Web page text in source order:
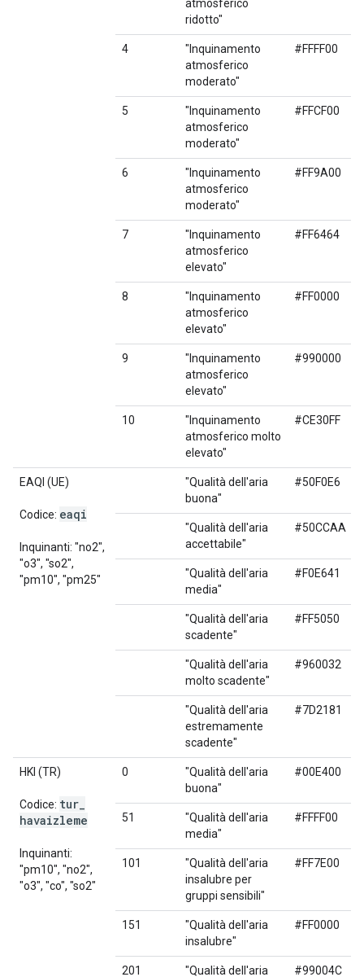
atmosferico
ridotto"
4
"Inquinamento
atmosferico
moderato"
#FFFF00
5
"Inquinamento
atmosferico
moderato"
#FFCF00
6
"Inquinamento
atmosferico
moderato"
#FF9A00
7
"Inquinamento
atmosferico
elevato"
#FF6464
8
"Inquinamento
atmosferico
elevato"
#FF0000
9
"Inquinamento
atmosferico
elevato"
#990000
10
"Inquinamento
atmosferico molto
elevato"
#CE30FF
EAQI (UE)
Codice: eaqi
Inquinanti: "no2",
"o3", "so2",
"pm10", "pm25"
"Qualità dell'aria
buona"
#50F0E6
"Qualità dell'aria
accettabile"
#50CCAA
"Qualità dell'aria
media"
#F0E641
"Qualità dell'aria
scadente"
#FF5050
"Qualità dell'aria
molto scadente"
#960032
"Qualità dell'aria
estremamente
scadente"
#7D2181
HKI (TR)
Codice: tur
havaizleme
Inquinanti:
"pm10", "no2",
"o3", "co", "so2"
0
"Qualità dell'aria
buona"
#00E400
51
"Qualità dell'aria
media"
#FFFF00
101
"Qualità dell'aria
insalubre per
gruppi sensibili"
#FF7E00
151
"Qualità dell'aria
insalubre"
#FF0000
201
"Qualità dell'aria
#99004C